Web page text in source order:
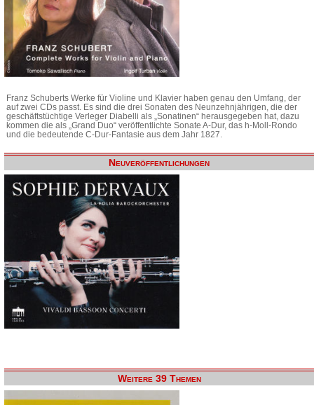
Franz Schuberts Werke für Violine und Klavier haben genau den Umfang, der
auf zwei CDs passt. Es sind die drei Sonaten des Neunzehnjährigen, die der
geschäftstüchtige Verleger Diabelli als „Sonatinen“ herausgegeben hat, dazu
kommen die als „Grand Duo“ veröffentlichte Sonate A-Dur, das h-Moll-Rondo
und die bedeutende C-Dur-Fantasie aus dem Jahr 1827.
Neuveröffentlichungen
Weitere 39 Themen